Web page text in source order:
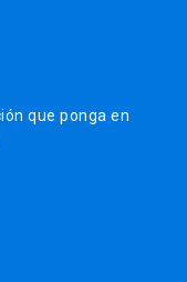
que ponga en